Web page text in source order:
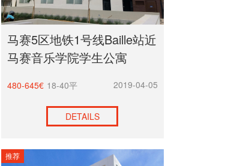
马赛5区地铁1号线Baille站近
马赛音乐学院学生公寓
480-645€ 18-40平 2019-04-05
DETAILS
推荐